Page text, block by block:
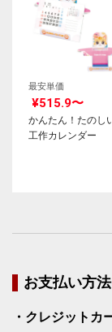
最安単価
¥515.9〜
かんたん！たのし
工作カレンダー
お支払い方
・クレジットカ